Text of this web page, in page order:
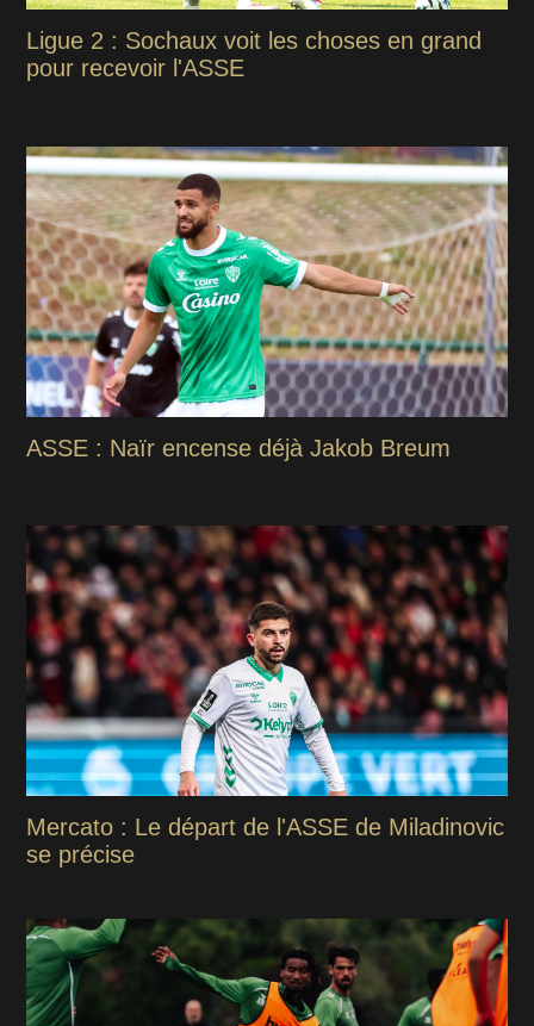
Ligue 2 : Sochaux voit les choses en grand
pour recevoir l'ASSE
ASSE : Naïr encense déjà Jakob Breum
Mercato : Le départ de l'ASSE de Miladinovic
se précise